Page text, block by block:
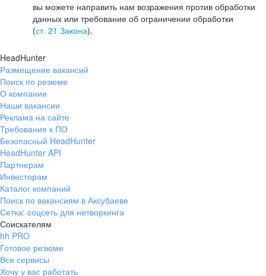
вы можете направить нам возражения против обработки
данных или требование об ограничении обработки
(ст. 21 Закона).
HeadHunter
Размещение вакансий
Поиск по резюме
О компании
Наши вакансии
Реклама на сайте
Требования к ПО
Безопасный HeadHunter
HeadHunter API
Партнерам
Инвесторам
Каталог компаний
Поиск по вакансиям в Аксубаеве
Сетка: соцсеть для нетворкинга
Соискателям
hh PRO
Готовое резюме
Все сервисы
Хочу у вас работать